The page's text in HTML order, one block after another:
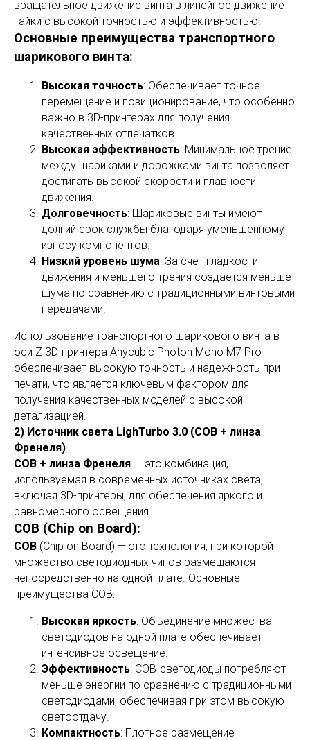
вращательное движение винта в линейное движение
гайки с высокой точностью и эффективностью.
Основные преимущества транспортного
шарикового винта:
Высокая точность: Обеспечивает точное
перемещение и позиционирование, что особенно
важно в 3D-принтерах для получения
качественных отпечатков.
Высокая эффективность: Минимальное трение
между шариками и дорожками винта позволяет
достигать высокой скорости и плавности
движения.
Долговечность: Шариковые винты имеют
долгий срок службы благодаря уменьшенному
износу компонентов.
Низкий уровень шума: За счет гладкости
движения и меньшего трения создается меньше
шума по сравнению с традиционными винтовыми
передачами.
Использование транспортного шарикового винта в
оси Z 3D-принтера Anycubic Photon Mono M7 Pro
обеспечивает высокую точность и надежность при
печати, что является ключевым фактором для
получения качественных моделей с высокой
детализацией.
2) Источник света LighTurbo 3.0 (COB + линза
Френеля)
COB + линза Френеля — это комбинация,
используемая в современных источниках света,
включая 3D-принтеры, для обеспечения яркого и
равномерного освещения.
COB (Chip on Board):
COB (Chip on Board) — это технология, при которой
множество светодиодных чипов размещаются
непосредственно на одной плате. Основные
преимущества COB:
Высокая яркость: Объединение множества
светодиодов на одной плате обеспечивает
интенсивное освещение.
Эффективность: COB-светодиоды потребляют
меньше энергии по сравнению с традиционными
светодиодами, обеспечивая при этом высокую
светоотдачу.
Компактность: Плотное размещение